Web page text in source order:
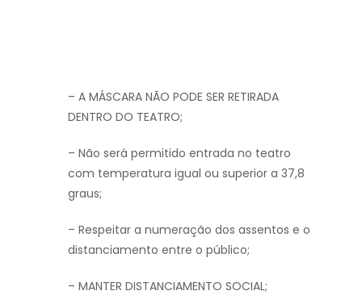
– A MÁSCARA NÃO PODE SER RETIRADA
DENTRO DO TEATRO;
– Não será permitido entrada no teatro
com temperatura igual ou superior a 37,8
graus;
– Respeitar a numeração dos assentos e o
distanciamento entre o público;
– MANTER DISTANCIAMENTO SOCIAL;